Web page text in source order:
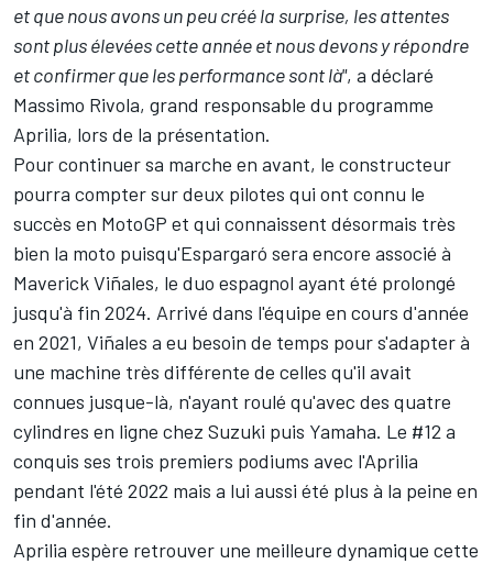
et que nous avons un peu créé la surprise, les attentes
sont plus élevées cette année et nous devons y répondre
et confirmer que les performance sont là", a déclaré
Massimo Rivola, grand responsable du programme
Aprilia, lors de la présentation.
Pour continuer sa marche en avant, le constructeur
pourra compter sur deux pilotes qui ont connu le
succès en MotoGP et qui connaissent désormais très
bien la moto puisqu'Espargaró sera encore associé à
Maverick Viñales, le duo espagnol ayant été prolongé
jusqu'à fin 2024. Arrivé dans l'équipe en cours d'année
en 2021, Viñales a eu besoin de temps pour s'adapter à
une machine très différente de celles qu'il avait
connues jusque-là, n'ayant roulé qu'avec des quatre
cylindres en ligne chez Suzuki puis Yamaha. Le #12 a
conquis ses trois premiers podiums avec l'Aprilia
pendant l'été 2022 mais a lui aussi été plus à la peine en
fin d'année.
Aprilia espère retrouver une meilleure dynamique cette